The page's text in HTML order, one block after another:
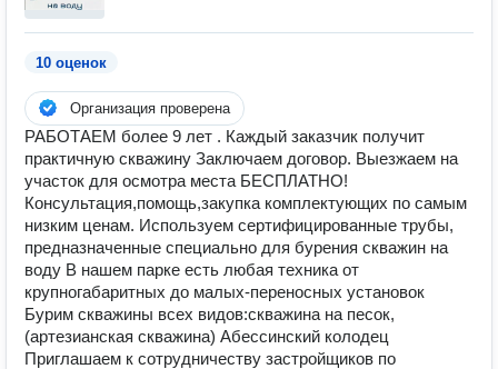
10 оценок
Организация проверена
РАБОТАЕМ более 9 лет . Каждый заказчик получит
практичную скважину Заключаем договор. Выезжаем на
участок для осмотра места БЕСПЛАТНО!
Консультация,помощь,закупка комплектующих по самым
низким ценам. Используем сертифицированные трубы,
предназначенные специально для бурения скважин на
воду В нашем парке есть любая техника от
крупногабаритных до малых-переносных установок
Бурим скважины всех видов:скважина на песок,
(артезианская скважина) Абессинский колодец
Приглашаем к сотрудничеству застройщиков по